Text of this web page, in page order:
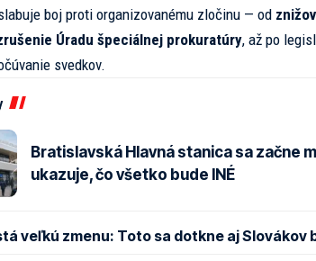
boj proti organizovanému zločinu — od
Úradu špeciálnej prokuratúry, až po
svedkov.
Bratislavská Hlavná stanica sa začne
ukazuje, čo všetko bude INÉ
veľkú zmenu: Toto sa dotkne aj Slovákov